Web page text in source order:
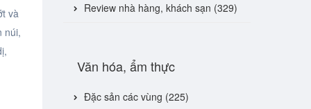
và
núi,
Review nhà hàng, khách sạn (329)
Văn hóa, ẩm thực
Đặc sản các vùng (225)